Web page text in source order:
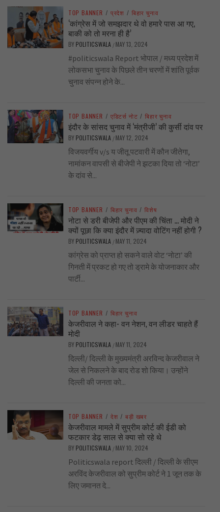
TOP BANNER / प्रदेश / बिहार चुनाव
‘कांग्रेस में जो समझदार थे वो हमारे पास आ गए,
बाकी को तो मरना ही है’
BY POLITICSWALA / MAY 13, 2024
#politicswala Report भोपाल / मध्य प्रदेश में
लोकसभा चुनाव के पिछले तीन चरणों में शांति पूर्वक
चुनाव संपन्न होने के...
TOP BANNER / एडिटर्स नोट / बिहार चुनाव
इंदौर के सांसद चुनाव में ‘मंत्रीजी’ की कुर्सी दांव पर
BY POLITICSWALA / MAY 12, 2024
विजयवर्गीय v/s य जीतू पटवारी में कौन जीतेगा,
नामांकन वापसी से बीजेपी ने झटका दिया तो ‘नोटा’
के दांव से...
TOP BANNER / बिहार चुनाव / विशेष
नोटा से डरी बीजेपी और पीएम की चिंता … मोदी ने
क्यों पूछा कि क्या इंदौर में ज़्यादा वोटिंग नहीं होगी ?
BY POLITICSWALA / MAY 11, 2024
कांग्रेस को प्राप्त हो सकने वाले वोट ‘नोटा’ की
गिनती में प्रकट हो गए तो ड्रामे के योजनाकार और
पार्टी...
TOP BANNER / बिहार चुनाव
केजरीवाल ने कहा- वन नेशन, वन लीडर चाहते हैं
मोदी
BY POLITICSWALA / MAY 11, 2024
दिल्ली/ दिल्ली के मुख्यमंत्री अरविन्द केजरीवाल ने
जेल से निकलने के बाद रोड शो किया। उन्होंने
दिल्ली की जनता को...
TOP BANNER / देश / बड़ी खबर
केजरीवाल मामले में सुप्रीम कोर्ट की ईडी को
फटकार डेढ़ साल से क्या सो रहे थे
BY POLITICSWALA / MAY 10, 2024
Politicswala report दिल्ली / दिल्ली के सीएम
अरविंद केजरीवाल को सुप्रीम कोर्ट ने 1 जून तक के
लिए जमानत दे...